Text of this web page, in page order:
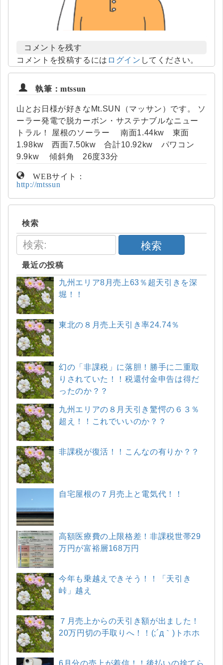
コメントを残す
コメントを投稿するには ログイン してください。
執筆：mtssun
山とお日様が好きなMt.SUN（マッサン）です。 ソ
ーラー発電で脱カーボン・サステナブルなニュー
トラル！ 屋根のソーラー 南面1.44kw 東面
1.98kw 西面7.50kw 合計10.92kw パワコン
9.9kw 傾斜角 26度33分
WEBサイト：
http://mtssun
検索
検索
最近の投稿
九州エリア8月売上63％超天引きを深
堀！！
東北の８月売上天引き率24.74％
幻の「非課税」に落胆！勝手に二重取
りされていた！！税還付金申告は得だ
ったのか？？
九州エリアの８月天引き驚愕の６３％
超え！！これでいいのか？？
非課税が復活！！こんなの有りか？？
自宅屋根の７月売上と電気代！！
高額医療費の上限格差！非課税世帯29
万円が富裕層168万円
今年も乗越えできそう！！「天引き
峠」越え
７月売上からの天引き額が出ました！
20万円切の手取りへ！！(;´д｀)トホホ